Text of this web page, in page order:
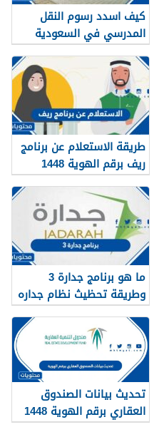
كيف اسدد رسوم النقل
المدرسي في السعودية
1448
طريقة الاستعلام عن برنامج
ريف برقم الهوية 1448
ما هو برنامج جدارة 3
وطريقة تحظيث نظام جداره
1448
تحديث بيانات الصندوق
العقاري برقم الهوية 1448